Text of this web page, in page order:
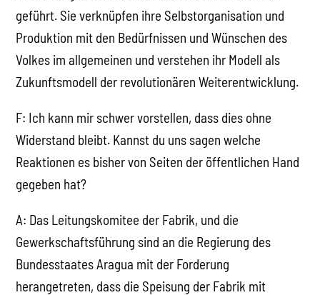
geführt. Sie verknüpfen ihre Selbstorganisation und
Produktion mit den Bedürfnissen und Wünschen des
Volkes im allgemeinen und verstehen ihr Modell als
Zukunftsmodell der revolutionären Weiterentwicklung.
F: Ich kann mir schwer vorstellen, dass dies ohne
Widerstand bleibt. Kannst du uns sagen welche
Reaktionen es bisher von Seiten der öffentlichen Hand
gegeben hat?
A: Das Leitungskomitee der Fabrik, und die
Gewerkschaftsführung sind an die Regierung des
Bundesstaates Aragua mit der Forderung
herangetreten, dass die Speisung der Fabrik mit